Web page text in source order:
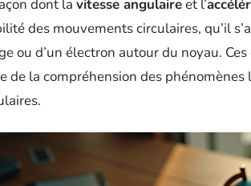
dont la vitesse angulaireet l’
des mouvements circulaires, qu’il
ou d’un électron autour du noyau.
de la compréhension des